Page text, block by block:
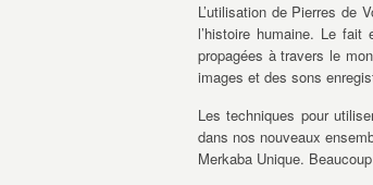
L’utilisation de Pierres de
l’histoire humaine. Le
propagées à travers le
images et des sons
Les techniques pour
dans nos nouveaux
Merkaba Unique.